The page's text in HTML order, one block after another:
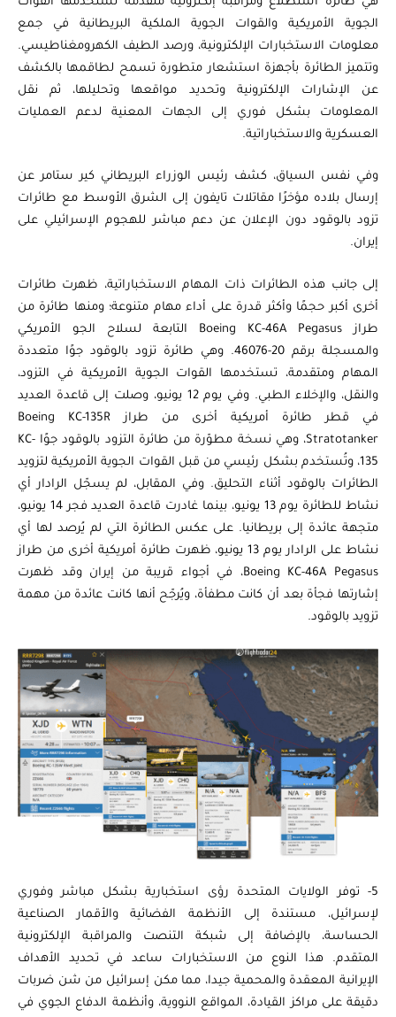
الجوية الأمريكية والقوات الجوية الملكية البريطانية في جمع
معلومات الاستخبارات الإلكترونية، ورصد الطيف الكهرومغناطيسي.
وتتميز الطائرة بأجهزة استشعار متطورة تسمح لطاقمها بالكشف
عن الإشارات الإلكترونية وتحديد مواقعها وتحليلها، ثم نقل
المعلومات بشكل فوري إلى الجهات المعنية لدعم العمليات
العسكرية والاستخباراتية.
وفي نفس السياق، كشف رئيس الوزراء البريطاني كير ستامر عن
إرسال بلاده مؤخرًا مقاتلات تايفون إلى الشرق الأوسط مع طائرات
تزود بالوقود دون الإعلان عن دعم مباشر للهجوم الإسرائيلي على
إيران.
إلى جانب هذه الطائرات ذات المهام الاستخباراتية، ظهرت طائرات
أخرى أكبر حجمًا وأكثر قدرة على أداء مهام متنوعة؛ ومنها طائرة من
طراز Boeing KC-46A Pegasus التابعة لسلاح الجو الأمريكي
والمسجلة برقم 20-46076. وهي طائرة تزود بالوقود جوًا متعددة
المهام ومتقدمة، تستخدمها القوات الجوية الأمريكية في التزود،
والنقل، والإخلاء الطبي. وفي يوم 12 يونيو، وصلت إلى قاعدة العديد
في قطر طائرة أمريكية أخرى من طراز Boeing KC-135R
Stratotanker، وهي نسخة مطوّرة من طائرة التزود بالوقود جوًا KC-
135، وتُستخدم بشكل رئيسي من قبل القوات الجوية الأمريكية لتزويد
الطائرات بالوقود أثناء التحليق. وفي المقابل، لم يسجّل الرادار أي
نشاط للطائرة يوم 13 يونيو، بينما غادرت قاعدة العديد فجر 14 يونيو،
متجهة عائدة إلى بريطانيا. على عكس الطائرة التي لم يُرصد لها أي
نشاط على الرادار يوم 13 يونيو، ظهرت طائرة أمريكية أخرى من طراز
Boeing KC-46A Pegasus، في أجواء قريبة من إيران وقد ظهرت
إشارتها فجأة بعد أن كانت مطفأة، ويُرجّح أنها كانت عائدة من مهمة
تزويد بالوقود.
5- توفر الولايات المتحدة رؤى استخبارية بشكل مباشر وفوري
لإسرائيل، مستندة إلى الأنظمة الفضائية والأقمار الصناعية
الحساسة، بالإضافة إلى شبكة التنصت والمراقبة الإلكترونية
المتقدم. هذا النوع من الاستخبارات ساعد في تحديد الأهداف
الإيرانية المعقدة والمحمية جيدا، مما مكن إسرائيل من شن ضربات
دقيقة على مراكز القيادة، المواقع النووية، وأنظمة الدفاع الجوي في